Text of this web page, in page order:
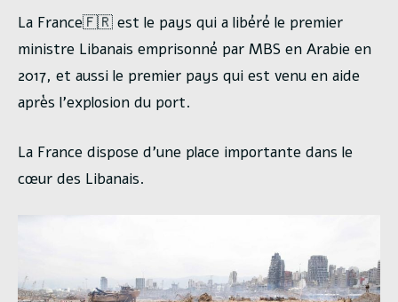
La France🇫🇷 est le pays qui a libéré le premier
ministre Libanais emprisonné par MBS en Arabie en
2017, et aussi le premier pays qui est venu en aide
après l’explosion du port.
La France dispose d’une place importante dans le
cœur des Libanais.